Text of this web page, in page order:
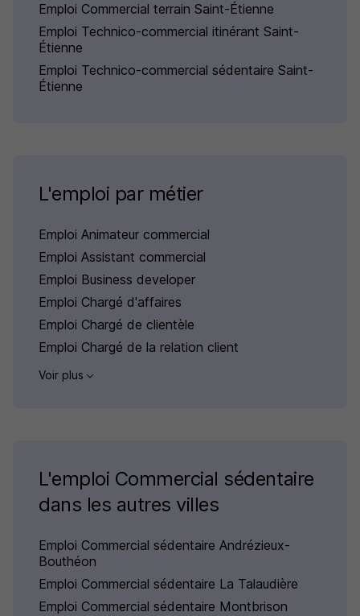
Emploi Commercial terrain Saint-Étienne
Emploi Technico-commercial itinérant Saint-
Étienne
Emploi Technico-commercial sédentaire Saint-
Étienne
L'emploi par métier
Emploi Animateur commercial
Emploi Assistant commercial
Emploi Business developer
Emploi Chargé d'affaires
Emploi Chargé de clientèle
Emploi Chargé de la relation client
Voir plus
L'emploi Commercial sédentaire
dans les autres villes
Emploi Commercial sédentaire Andrézieux-
Bouthéon
Emploi Commercial sédentaire La Talaudière
Emploi Commercial sédentaire Montbrison